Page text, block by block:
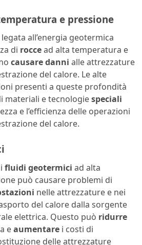
e pressione
all’energia geotermica
di roccead alta temperatura e
causare danni alle attrezzature
del calore. Le alte
presenti a queste profondità
materiali e tecnologiespeciali
e l’efficienza delle operazioni
del calore.
fluidi geotermici ad alta
può causare problemi di
nelle attrezzature e nei
del calore dalla sorgente
elettrica. Questo può ridurre
eaumentare i costi di
delle attrezzature